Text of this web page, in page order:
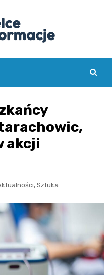
akcji
, Sztuka